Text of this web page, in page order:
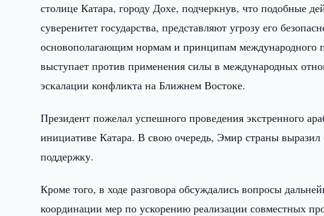
столице Катара, городу Дохе, подчеркнув, что подобные
суверенитет государства, представляют угрозу его
основополагающим нормам и принципам международного
выступает против применения силы в международных
эскалации конфликта на Ближнем Востоке.
Президент пожелал успешного проведения экстренного
инициативе Катара. В свою очередь, Эмир страны выразил
поддержку.
Кроме того, в ходе разговора обсуждались вопросы
координации мер по ускорению реализации совместных